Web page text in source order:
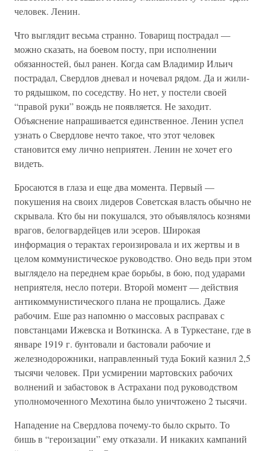
человек. Ленин.
Что выглядит весьма странно. Товарищ пострадал —
можно сказать, на боевом посту, при исполнении
обязанностей, был ранен. Когда сам Владимир Ильич
пострадал, Свердлов дневал и ночевал рядом. Да и жили-
то рядышком, по соседству. Но нет, у постели своей
“правой руки” вождь не появляется. Не заходит.
Объяснение напрашивается единственное. Ленин успел
узнать о Свердлове нечто такое, что этот человек
становится ему лично неприятен. Ленин не хочет его
видеть.
Бросаются в глаза и еще два момента. Первый —
покушения на своих лидеров Советская власть обычно не
скрывала. Кто бы ни покушался, это объявлялось кознями
врагов, белогвардейцев или эсеров. Широкая
информация о терактах героизировала и их жертвы и в
целом коммунистическое руководство. Оно ведь при этом
выглядело на переднем крае борьбы, в бою, под ударами
неприятеля, несло потери. Второй момент — действия
антикоммунистического плана не прощались. Даже
рабочим. Еше раз напомню о массовых расправах с
повстанцами Ижевска и Воткинска. А в Туркестане, где в
январе 1919 г. бунтовали и бастовали рабочие и
железнодорожники, направленный туда Бокий казнил 2,5
тысячи человек. При усмирении мартовских рабочих
волнений и забастовок в Астрахани под руководством
уполномоченного Мехотина было уничтожено 2 тысячи.
Нападение на Свердлова почему-то было скрыто. То
бишь в “героизации” ему отказали. И никаких кампаний